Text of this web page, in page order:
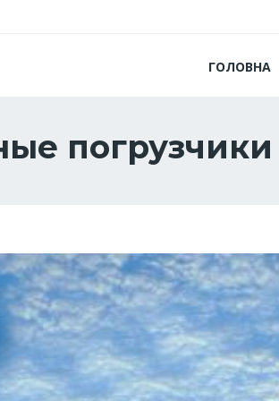
ГОЛОВНА
погрузчики